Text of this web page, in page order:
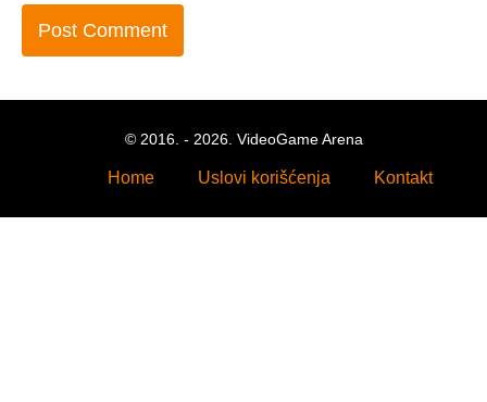
© 2016. - 2026. VideoGame Arena
Home Uslovi korišćenja Kontakt